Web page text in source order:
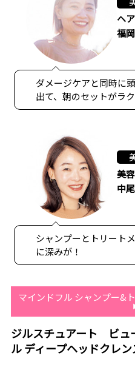
ヘ
福
ダメージケアと同時に
出て、朝のセットがラ
美
中
シャンプーとトリート
に深みが！
マインドフル シャンプー&
ジルスチュアート ビュ
ル ディープヘッドクレン